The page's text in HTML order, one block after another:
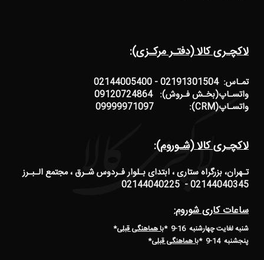
لاکچـری کالا (دفتـر مرکـزی):
تمـاس: 02191301504 - 02144005400
واتسـاپ(بخـش فـروش): 09120724864
واتسـاپ(CRM): 09999971097
لاکچـری کالا (شـوروم):
تـهران، بزرگراه ستاری ، ابتدای بـلوار فـردوس شـرق ، مجتمع الـبـرز
02144040345 - 02144040225
ساعات کاری شوروم:
شنبه لغایت چهارشنبه 16-9 * با هماهنگی قبلی*
پنجشنبه 14-9
*با هماهنگی قبلی*